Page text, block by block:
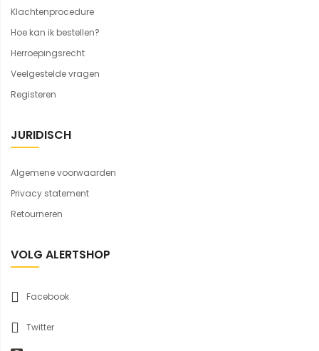
Klachtenprocedure
Hoe kan ik bestellen?
Herroepingsrecht
Veelgestelde vragen
Registeren
JURIDISCH
Algemene voorwaarden
Privacy statement
Retourneren
VOLG ALERTSHOP
Facebook
Twitter